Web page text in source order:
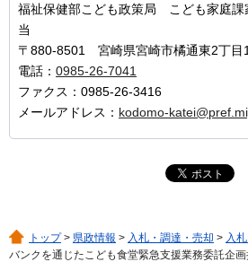
福祉保健部こども政策局 こども家庭課
当
〒880-8501 宮崎県宮崎市橘通東2丁目
電話： 0985-26-7041
ファクス：0985-26-3416
メールアドレス： kodomo-
トップ> 県政情報 > 入札・調達・売却 > 入
バンクを通じたこども食堂緊急支援業務委託企